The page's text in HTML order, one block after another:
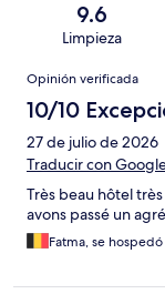
9.6
Limpieza
Opiniones
Opinión verificada
10/10
27 de julio de 2026
Traducir con
Très beau hôtel
avons passé un
Fatma, se